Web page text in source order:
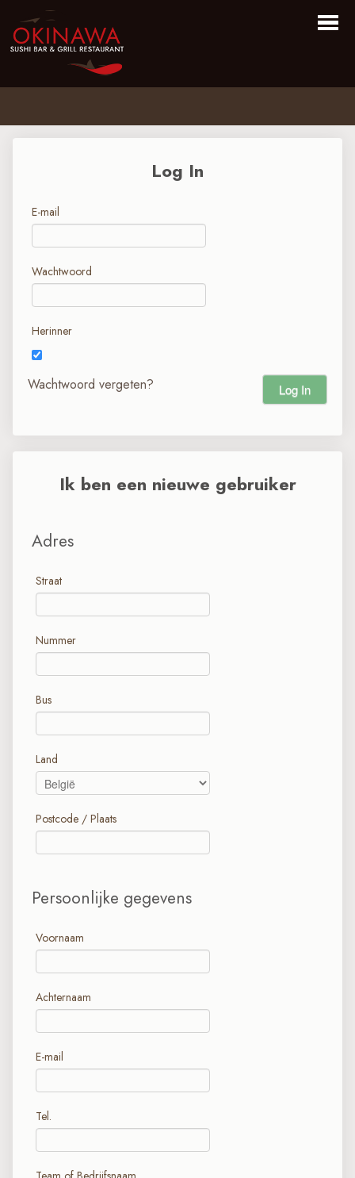
Bestellen
Over Ons
Contact
Log In
E-mail
Wachtwoord
Herinner
Wachtwoord vergeten? Log In
Ik ben een nieuwe gebruiker
Adres
Straat
Nummer
Bus
Land
Postcode / Plaats
Persoonlijke gegevens
Voornaam
Achternaam
E-mail
Tel.